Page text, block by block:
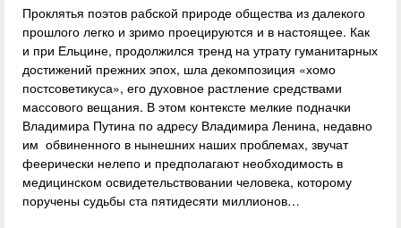
Проклятья поэтов рабской природе общества из далекого
прошлого легко и зримо проецируются и в настоящее. Как
и при Ельцине, продолжился тренд на утрату гуманитарных
достижений прежних эпох, шла декомпозиция «хомо
постсоветикуса», его духовное растление средствами
массового вещания. В этом контексте мелкие подначки
Владимира Путина по адресу Владимира Ленина, недавно
им обвиненного в нынешних наших проблемах, звучат
феерически нелепо и предполагают необходимость в
медицинском освидетельствовании человека, которому
поручены судьбы ста пятидесяти миллионов…